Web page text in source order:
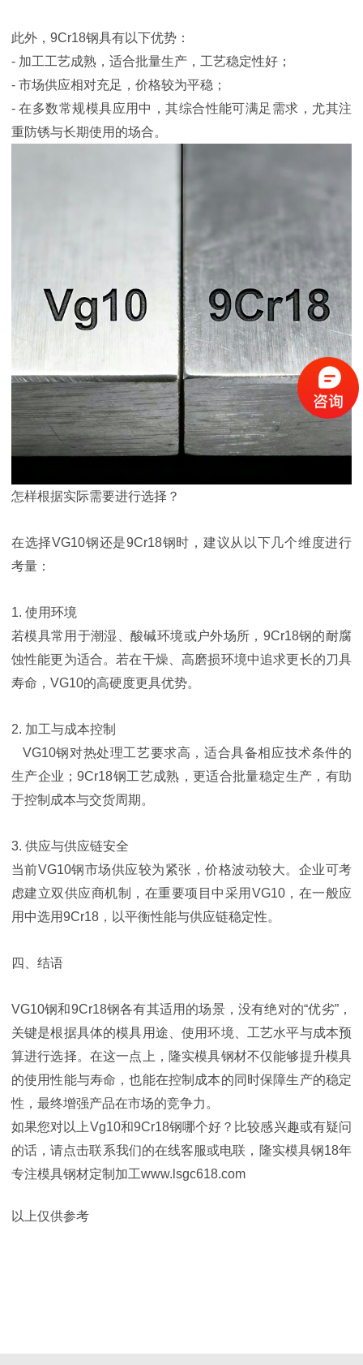
此外，9Cr18钢具有以下优势：
- 加工工艺成熟，适合批量生产，工艺稳定性好；
- 市场供应相对充足，价格较为平稳；
- 在多数常规模具应用中，其综合性能可满足需求，尤其注
重防锈与长期使用的场合。
怎样根据实际需要进行选择？
在选择VG10钢还是9Cr18钢时，建议从以下几个维度进行
考量：
1. 使用环境
若模具常用于潮湿、酸碱环境或户外场所，9Cr18钢的耐腐
蚀性能更为适合。若在干燥、高磨损环境中追求更长的刀具
寿命，VG10的高硬度更具优势。
2. 加工与成本控制
VG10钢对热处理工艺要求高，适合具备相应技术条件的
生产企业；9Cr18钢工艺成熟，更适合批量稳定生产，有助
于控制成本与交货周期。
3. 供应与供应链安全
当前VG10钢市场供应较为紧张，价格波动较大。企业可考
虑建立双供应商机制，在重要项目中采用VG10，在一般应
用中选用9Cr18，以平衡性能与供应链稳定性。
四、结语
VG10钢和9Cr18钢各有其适用的场景，没有绝对的“优劣”，
关键是根据具体的模具用途、使用环境、工艺水平与成本预
算进行选择。在这一点上，隆实模具钢材不仅能够提升模具
的使用性能与寿命，也能在控制成本的同时保障生产的稳定
性，最终增强产品在市场的竞争力。
如果您对以上Vg10和9Cr18钢哪个好？比较感兴趣或有疑问
的话，请点击联系我们的在线客服或电联，隆实模具钢18年
专注模具钢材定制加工www.lsgc618.com
以上仅供参考